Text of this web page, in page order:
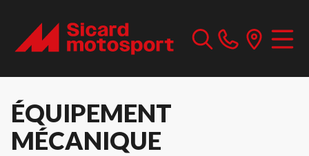
ÉQUIPEMENT
MÉCANIQUE